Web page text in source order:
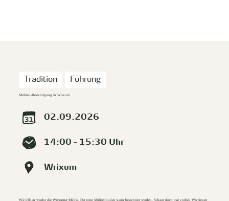
Tradition Führung
Mühlen-Besichtigung in Wrixum
02.09.2026
14:00 - 15:30 Uhr
Wrixum
Wir öffnen wieder die Wrixumer Mühle. Der erste Mühlenboden kann besichtigt werden. Schaut doch mal vorbei. Wir freuen